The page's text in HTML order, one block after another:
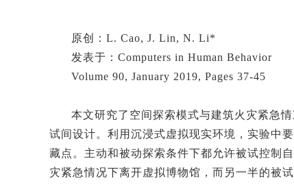
原创：L. Cao, J. Lin, N. Li*
发表于：Computers in Human Behavior
Volume 90, January 2019, Pages 37-45
本文研究了空间探索模式与建筑火灾紧急
试间设计。利用沉浸式虚拟现实环境，实验中
藏点。主动和被动探索条件下都允许被试控制
灾紧急情况下离开虚拟博物馆，而另一半的被